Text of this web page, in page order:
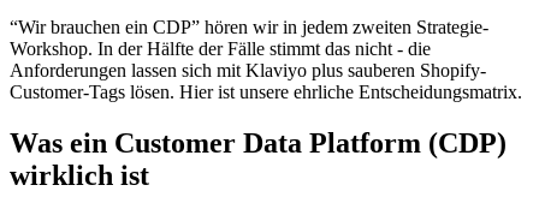
“Wir brauchen ein CDP” hören wir in jedem zweiten Strategie-
Workshop. In der Hälfte der Fälle stimmt das nicht - die
Anforderungen lassen sich mit Klaviyo plus sauberen Shopify-
Customer-Tags lösen. Hier ist unsere ehrliche Entscheidungsmatrix.
Was ein Customer Data Platform (CDP)
wirklich ist